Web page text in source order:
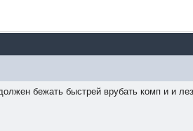
бежать быстрей врубать комп и и